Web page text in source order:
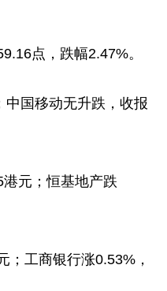
点，跌幅2.47%。
国移动无升跌，收报
元；恒基地产跌
工商银行涨0.53%，